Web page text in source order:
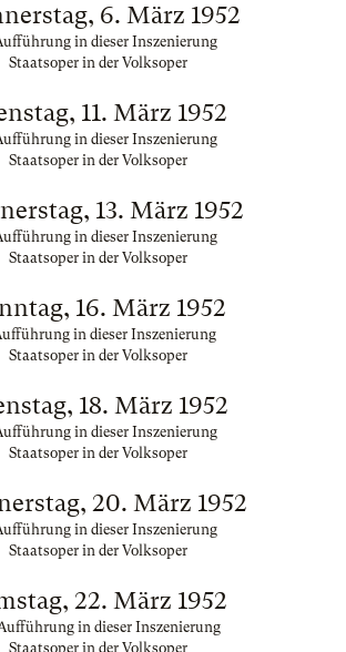
6. März 1952
in dieser Inszenierung
Staatsoper in der Volksoper
11. März 1952
in dieser Inszenierung
Staatsoper in der Volksoper
13. März 1952
in dieser Inszenierung
Staatsoper in der Volksoper
16. März 1952
in dieser Inszenierung
Staatsoper in der Volksoper
18. März 1952
in dieser Inszenierung
Staatsoper in der Volksoper
20. März 1952
in dieser Inszenierung
Staatsoper in der Volksoper
22. März 1952
in dieser Inszenierung
Staatsoper in der Volksoper